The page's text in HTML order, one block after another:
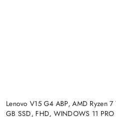
Lenovo V15 G4 ABP, AMD Ryzen
GB SSD, FHD, WINDOWS 11 PRO